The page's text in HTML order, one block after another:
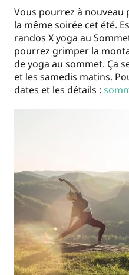
Vous pourrez à
la même soirée cet été.
randos X yoga au
pourrez grimper la
de yoga au sommet. Ça
et les samedis matins.
dates et les détails :